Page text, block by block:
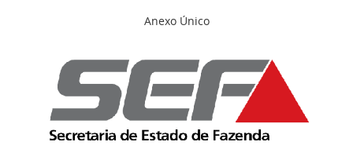
Anexo Único